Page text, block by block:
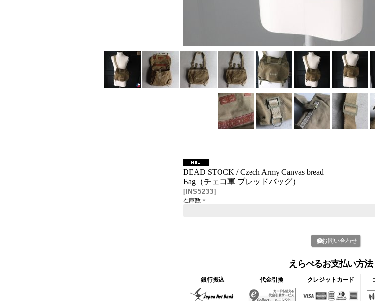
DEAD STOCK / Czech Army Canvas bread
Bag（チェコ軍 ブレッドバッグ）
[ INS5233]
在庫数 ×
お問い合わせ
えらべるお支払い方法
銀行振込 代金引換 クレジットカード